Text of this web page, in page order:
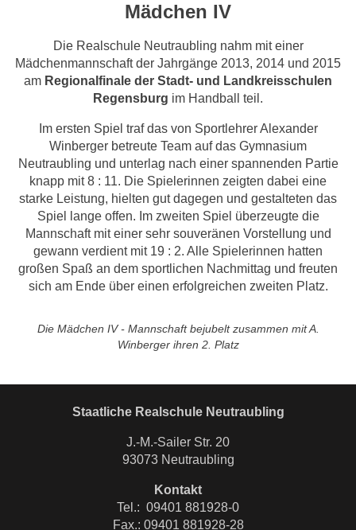
Mädchen IV
Die Realschule Neutraubling nahm mit einer
Mädchenmannschaft der Jahrgänge 2013, 2014 und 2015
am Regionalfinale der Stadt- und Landkreisschulen
Regensburg im Handball teil.
Im ersten Spiel traf das von Sportlehrer Alexander
Winberger betreute Team auf das Gymnasium
Neutraubling und unterlag nach einer spannenden Partie
knapp mit 8 : 11. Die Spielerinnen zeigten dabei eine
starke Leistung, hielten gut dagegen und gestalteten das
Spiel lange offen. Im zweiten Spiel überzeugte die
Mannschaft mit einer sehr souveränen Vorstellung und
gewann verdient mit 19 : 2. Alle Spielerinnen hatten
großen Spaß an dem sportlichen Nachmittag und freuten
sich am Ende über einen erfolgreichen zweiten Platz.
Die Mädchen IV - Mannschaft bejubelt zusammen mit A.
Winberger ihren 2. Platz
Staatliche Realschule Neutraubling
J.-M.-Sailer Str. 20
93073 Neutraubling
Kontakt
Tel.: 09401 881928-0
Fax.: 09401 881928-28